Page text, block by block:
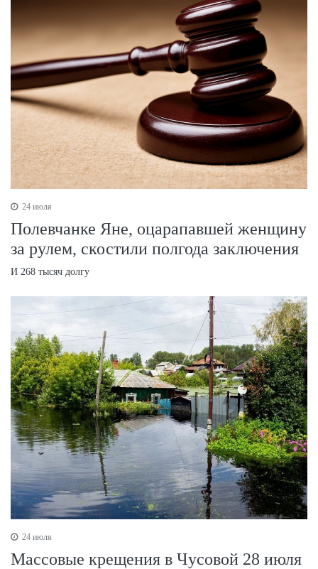
24 июля
Полевчанке Яне, оцарапавшей женщину
за рулем, скостили полгода заключения
И 268 тысяч долгу
24 июля
Массовые крещения в Чусовой 28 июля